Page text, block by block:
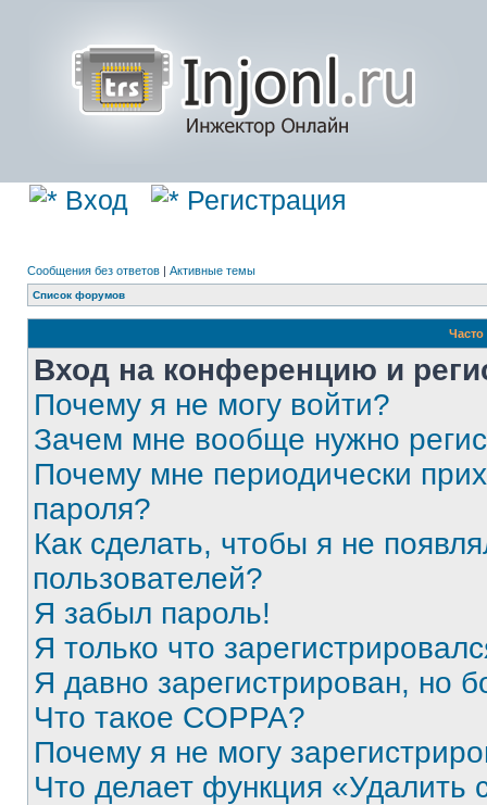
Вход Регистрация
Сообщения без ответов | Активные темы
Список форумов
Вход на конференцию и
Почему я не могу войти?
Зачем мне вообще нужно
Почему мне периодически
пароля?
Как сделать, чтобы я не
пользователей?
Я забыл пароль!
Я только что
Я давно зарегистрирован, но
Что такое COPPA?
Почему я не могу
Что делает функция «Удалить